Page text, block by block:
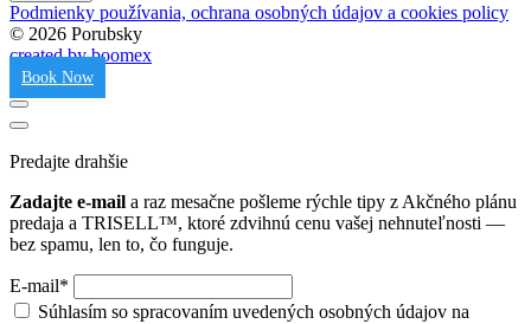
Podmienky používania, ochrana osobných údajov a cookies policy
© 2026 Porubsky
created by boomex
Book Now
Predajte drahšie
Zadajte e-mail a raz mesačne pošleme rýchle tipy z Akčného plánu
predaja a TRISELL™, ktoré zdvihnú cenu vašej nehnuteľnosti —
bez spamu, len to, čo funguje.
E-mail*
Súhlasím so spracovaním uvedených osobných údajov na